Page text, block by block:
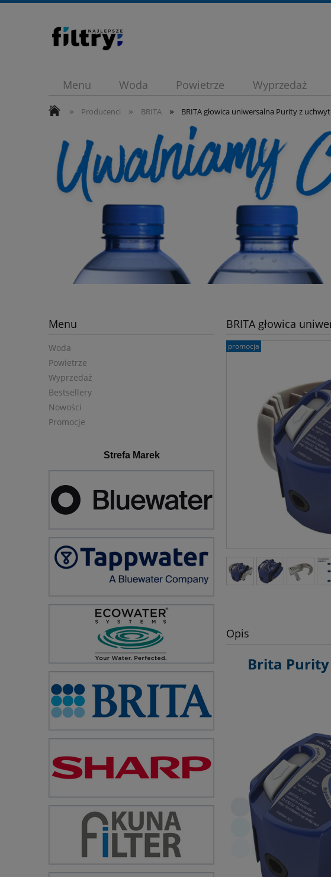
Menu Woda Powietrze Wyprzedaż
Blueair promocja
Promocje Dystrybutory
» Producenci » BRITA » BRITA głowica uniwersalna Purity z
Menu
Woda
Powietrze
Wyprzedaż
Bestsellery
Nowości
Promocje
Strefa Marek
BRITA głowica
promocja
Opis
Brita